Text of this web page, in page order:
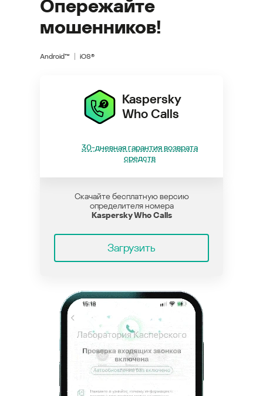
Опережайте
мошенников!
Android™ iOS®
Kaspersky
Who Calls
30-дневная гарантия возврата
средств
Скачайте бесплатную версию
определителя номера
Kaspersky Who Calls
Загрузить